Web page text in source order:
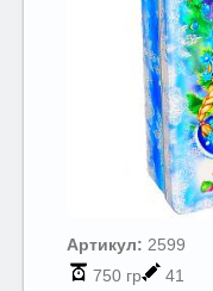
Артикул: 2599
750 гр
41